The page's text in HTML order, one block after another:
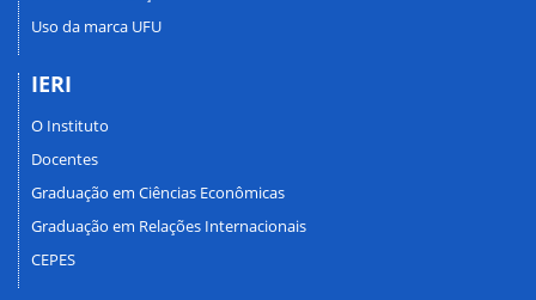
Uso da marca UFU
IERI
O Instituto
Docentes
Graduação em Ciências Econômicas
Graduação em Relações Internacionais
CEPES